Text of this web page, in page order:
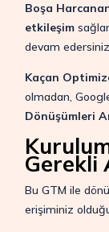
Boşa
etkileşim
devam
Kaçan
olmadan,
Dönüşümleri
Gerekli
Bu GTM ile
erişiminiz